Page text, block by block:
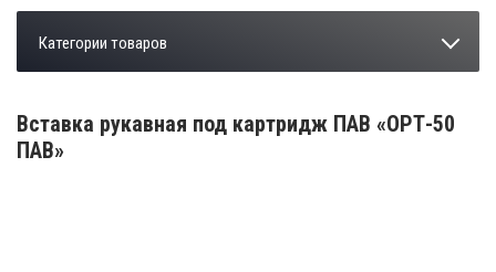
Категории товаров
Вставка рукавная под картридж ПАВ «ОРТ-50
ПАВ»